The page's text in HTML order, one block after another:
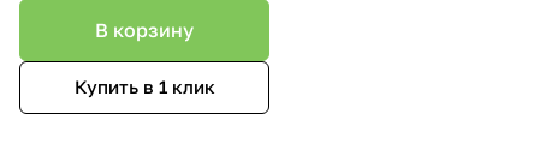
В корзину
Купить в 1 клик